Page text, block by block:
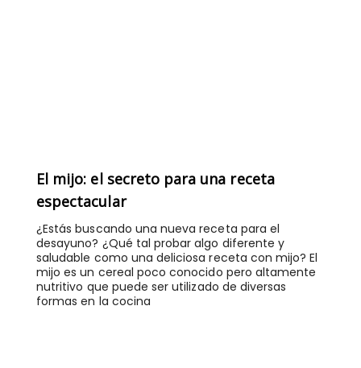
El mijo: el secreto para una receta
espectacular
¿Estás buscando una nueva receta para el
desayuno? ¿Qué tal probar algo diferente y
saludable como una deliciosa receta con mijo? El
mijo es un cereal poco conocido pero altamente
nutritivo que puede ser utilizado de diversas
formas en la cocina